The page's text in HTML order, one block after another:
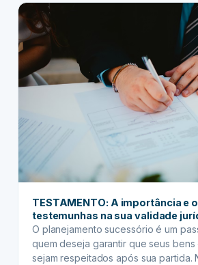
em outras esferas da sua vida,
você é beneficiário de…
auxílios
governamentais
recebidos
TESTAMENTO: A importância e
testemunhas na sua validade
O planejamento sucessório é um
quem deseja garantir que seus
sejam respeitados após sua partida.